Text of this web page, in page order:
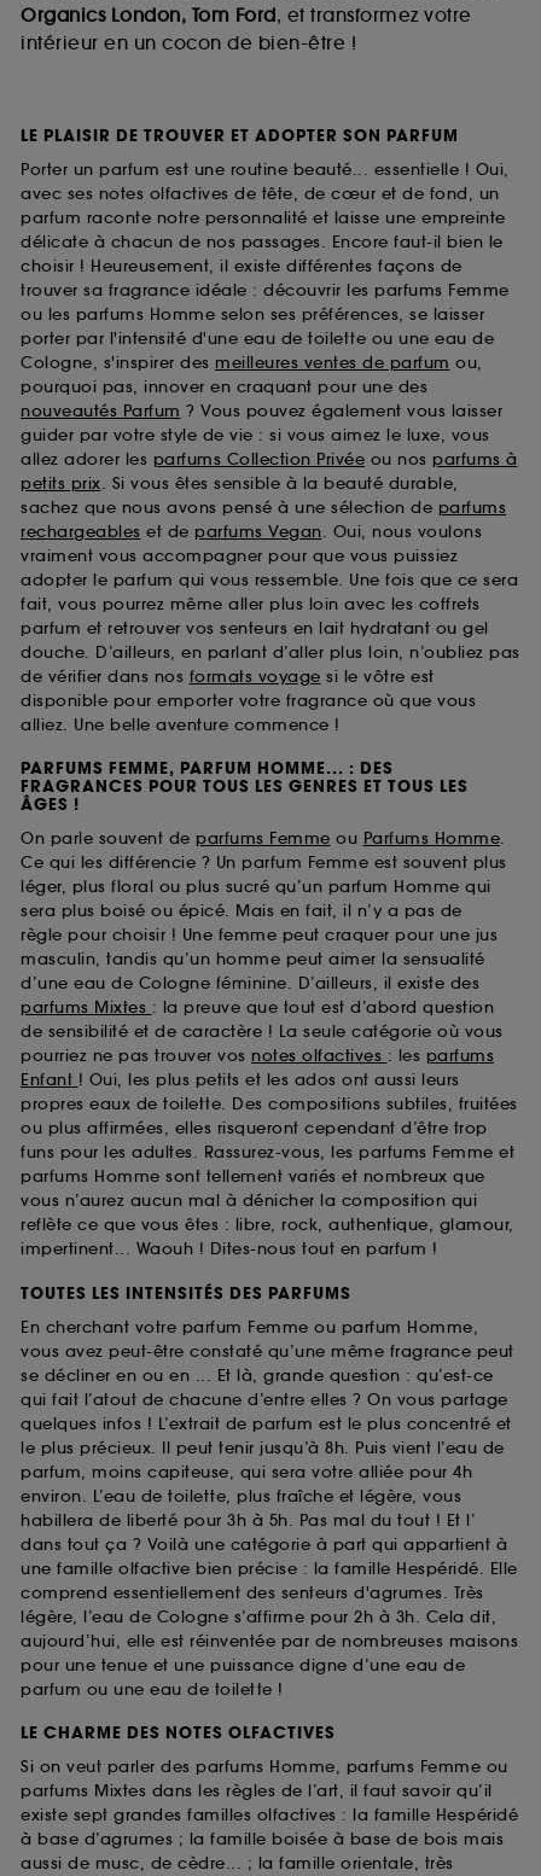
Organics London, Tom Ford, et transformez votre
intérieur en un cocon de bien-être !
LE PLAISIR DE TROUVER ET ADOPTER SON PARFUM
Porter un parfum est une routine beauté... essentielle ! Oui,
avec ses notes olfactives de tête, de cœur et de fond, un
parfum raconte notre personnalité et laisse une empreinte
délicate à chacun de nos passages. Encore faut-il bien le
choisir ! Heureusement, il existe différentes façons de
trouver sa fragrance idéale : découvrir les parfums Femme
ou les parfums Homme selon ses préférences, se laisser
porter par l'intensité d'une eau de toilette ou une eau de
Cologne, s'inspirer des meilleures ventes de parfum ou,
pourquoi pas, innover en craquant pour une des
nouveautés Parfum ? Vous pouvez également vous laisser
guider par votre style de vie : si vous aimez le luxe, vous
allez adorer les parfums Collection Privée ou nos parfums à
petits prix. Si vous êtes sensible à la beauté durable,
sachez que nous avons pensé à une sélection de parfums
rechargeables et de parfums Vegan. Oui, nous voulons
vraiment vous accompagner pour que vous puissiez
adopter le parfum qui vous ressemble. Une fois que ce sera
fait, vous pourrez même aller plus loin avec les coffrets
parfum et retrouver vos senteurs en lait hydratant ou gel
douche. D’ailleurs, en parlant d’aller plus loin, n’oubliez pas
de vérifier dans nos formats voyage si le vôtre est
disponible pour emporter votre fragrance où que vous
alliez. Une belle aventure commence !
PARFUMS FEMME, PARFUM HOMME... : DES
FRAGRANCES POUR TOUS LES GENRES ET TOUS LES
ÂGES !
On parle souvent de parfums Femme ou Parfums Homme.
Ce qui les différencie ? Un parfum Femme est souvent plus
léger, plus floral ou plus sucré qu’un parfum Homme qui
sera plus boisé ou épicé. Mais en fait, il n’y a pas de
règle pour choisir ! Une femme peut craquer pour une jus
masculin, tandis qu’un homme peut aimer la sensualité
d’une eau de Cologne féminine. D’ailleurs, il existe des
parfums Mixtes : la preuve que tout est d’abord question
de sensibilité et de caractère ! La seule catégorie où vous
pourriez ne pas trouver vos notes olfactives : les parfums
Enfant ! Oui, les plus petits et les ados ont aussi leurs
propres eaux de toilette. Des compositions subtiles, fruitées
ou plus affirmées, elles risqueront cependant d’être trop
funs pour les adultes. Rassurez-vous, les parfums Femme et
parfums Homme sont tellement variés et nombreux que
vous n’aurez aucun mal à dénicher la composition qui
reflète ce que vous êtes : libre, rock, authentique, glamour,
impertinent... Waouh ! Dites-nous tout en parfum !
TOUTES LES INTENSITÉS DES PARFUMS
En cherchant votre parfum Femme ou parfum Homme,
vous avez peut-être constaté qu’une même fragrance peut
se décliner en ou en ... Et là, grande question : qu’est-ce
qui fait l’atout de chacune d’entre elles ? On vous partage
quelques infos ! L’extrait de parfum est le plus concentré et
le plus précieux. Il peut tenir jusqu’à 8h. Puis vient l’eau de
parfum, moins capiteuse, qui sera votre alliée pour 4h
environ. L’eau de toilette, plus fraîche et légère, vous
habillera de liberté pour 3h à 5h. Pas mal du tout ! Et l’
dans tout ça ? Voilà une catégorie à part qui appartient à
une famille olfactive bien précise : la famille Hespéridé. Elle
comprend essentiellement des senteurs d'agrumes. Très
légère, l’eau de Cologne s’affirme pour 2h à 3h. Cela dit,
aujourd’hui, elle est réinventée par de nombreuses maisons
pour une tenue et une puissance digne d’une eau de
parfum ou une eau de toilette !
LE CHARME DES NOTES OLFACTIVES
Si on veut parler des parfums Homme, parfums Femme ou
parfums Mixtes dans les règles de l’art, il faut savoir qu’il
existe sept grandes familles olfactives : la famille Hespéridé
à base d’agrumes ; la famille boisée à base de bois mais
aussi de musc, de cèdre... ; la famille orientale, très